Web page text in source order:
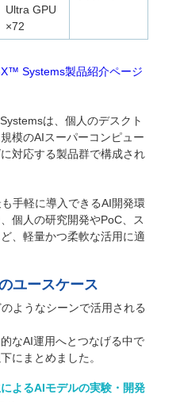
Ultra GPU
×72
Systems製品紹介ページ
は、個人のデスクト
模のAIスーパーコンピュー
対応する製品群で構成され
手軽に導入できるAI開発環
個人の研究開発やPoC、ス
、軽量かつ柔軟な活用に適
ユースケース
ようなシーンで活用される
なAI運用へとつなげる中で
にまとめました。
よるAIモデルの実験・開発